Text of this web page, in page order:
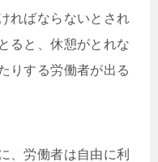
ればならないとされ
ると、休憩がとれな
りする労働者が出る
、労働者は⾃由に利